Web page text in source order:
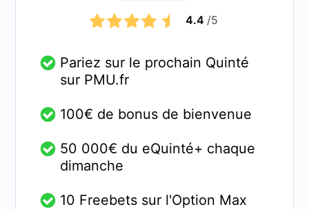
4.4 /5
Pariez sur le prochain Quinté
sur PMU.fr
100€ de bonus de bienvenue
50 000€ du eQuinté+ chaque
dimanche
10 Freebets sur l'Option Max